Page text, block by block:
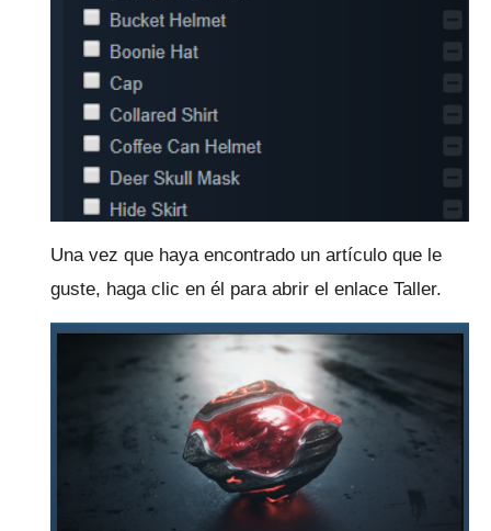
Una vez que haya encontrado un artículo que le
guste, haga clic en él para abrir el enlace Taller.